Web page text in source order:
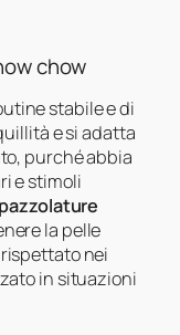
chow
stabile e di
e si adatta
purché abbia
e stimoli
la pelle
nei
in situazioni